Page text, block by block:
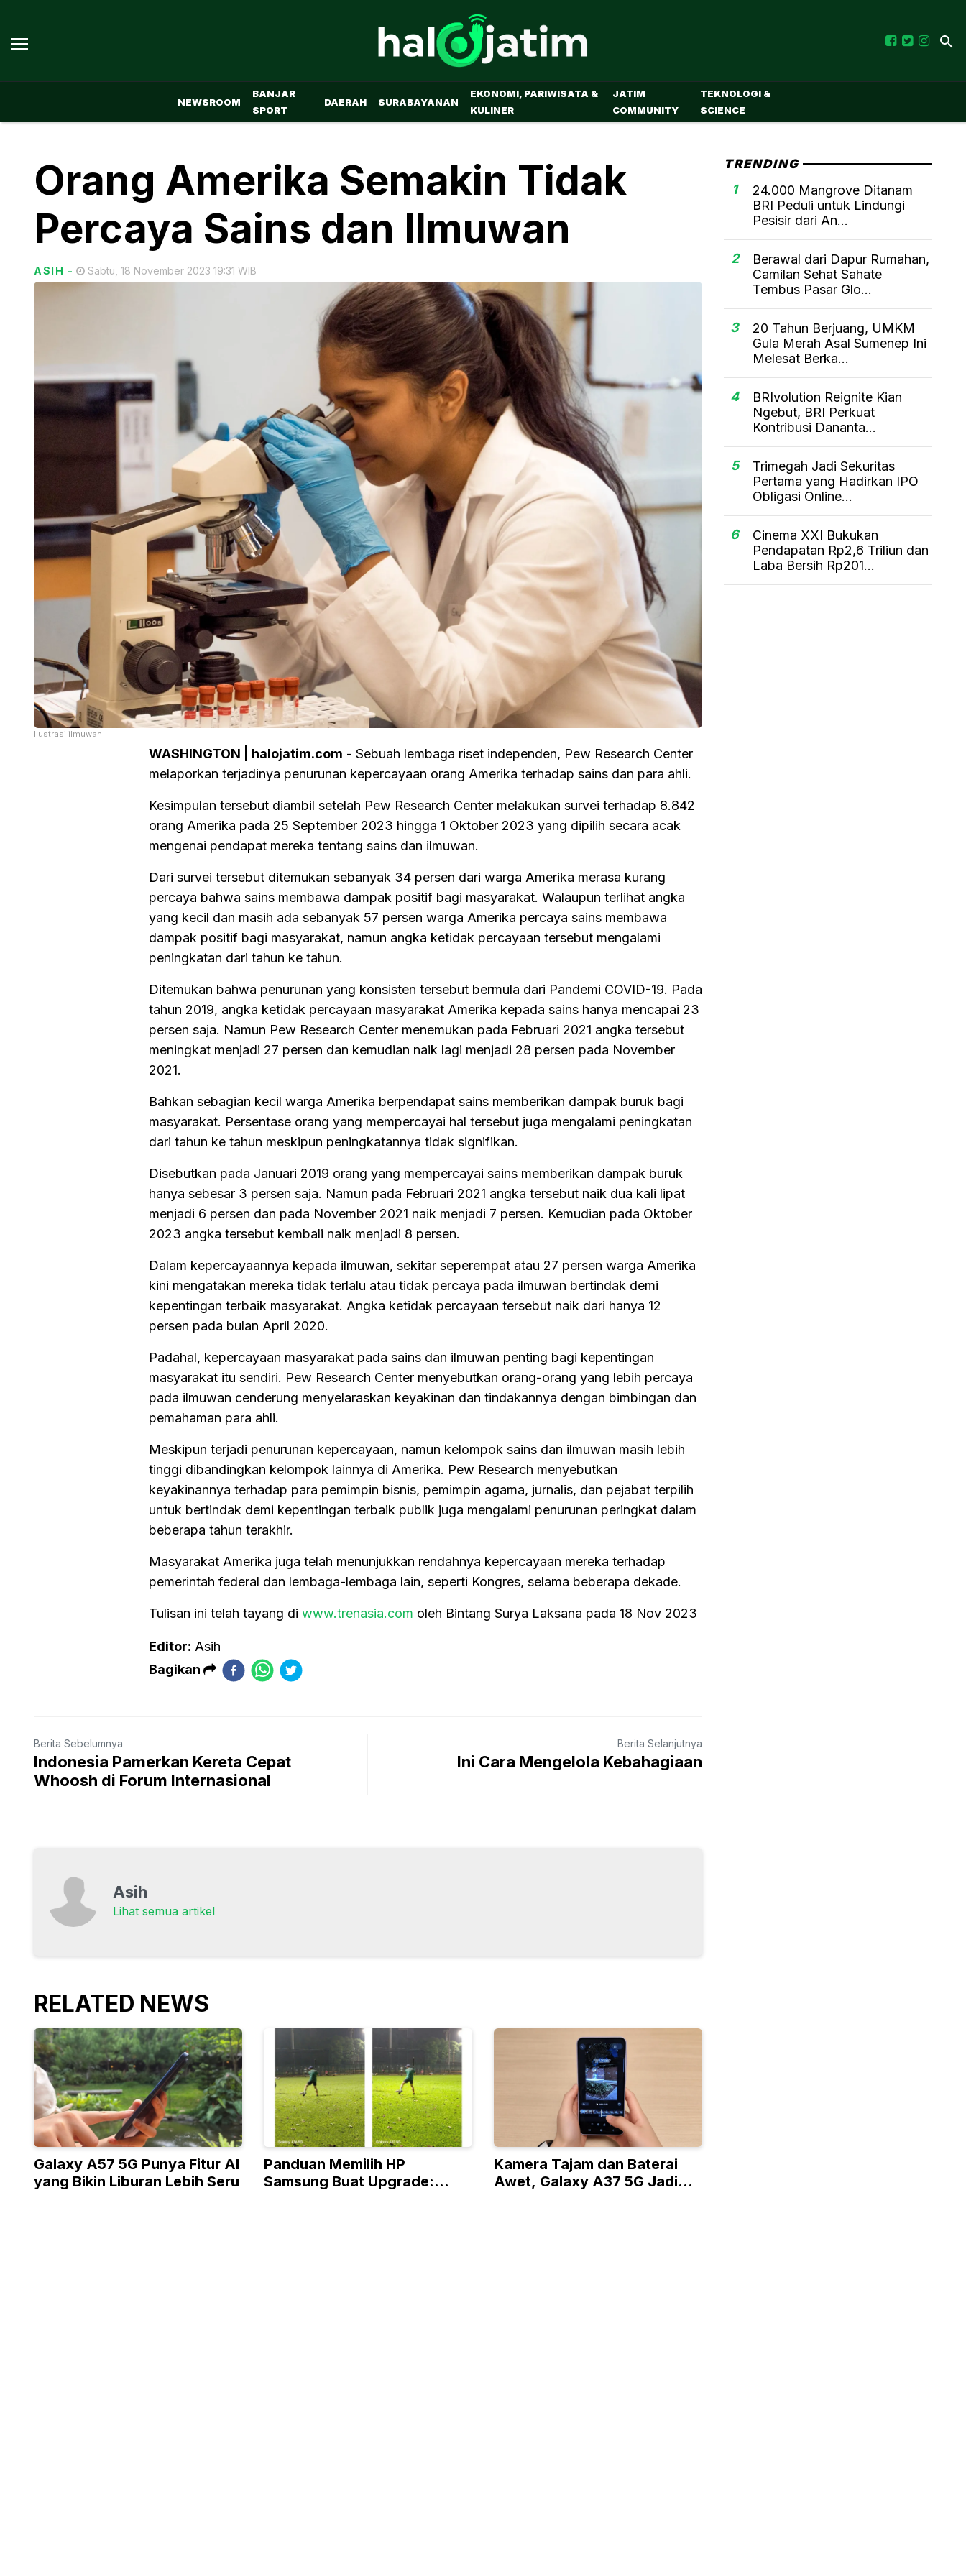
NEWSROOM
BANJAR
SPORT
DAERAH SURABAYANAN
EKONOMI, PARIWISATA &
KULINER
JATIM
COMMUNITY
TEKNOLOGI &
SCIENCE
Orang Amerika Semakin Tidak
Percaya Sains dan Ilmuwan
ASIH - Sabtu, 18 November 2023 19:31 WIB
Ilustrasi ilmuwan
WASHINGTON | halojatim.com - Sebuah lembaga riset independen, Pew Research Center
melaporkan terjadinya penurunan kepercayaan orang Amerika terhadap sains dan para ahli.
Kesimpulan tersebut diambil setelah Pew Research Center melakukan survei terhadap 8.842
orang Amerika pada 25 September 2023 hingga 1 Oktober 2023 yang dipilih secara acak
mengenai pendapat mereka tentang sains dan ilmuwan.
Dari survei tersebut ditemukan sebanyak 34 persen dari warga Amerika merasa kurang
percaya bahwa sains membawa dampak positif bagi masyarakat. Walaupun terlihat angka
yang kecil dan masih ada sebanyak 57 persen warga Amerika percaya sains membawa
dampak positif bagi masyarakat, namun angka ketidak percayaan tersebut mengalami
peningkatan dari tahun ke tahun.
Ditemukan bahwa penurunan yang konsisten tersebut bermula dari Pandemi COVID-19. Pada
tahun 2019, angka ketidak percayaan masyarakat Amerika kepada sains hanya mencapai 23
persen saja. Namun Pew Research Center menemukan pada Februari 2021 angka tersebut
meningkat menjadi 27 persen dan kemudian naik lagi menjadi 28 persen pada November
2021.
Bahkan sebagian kecil warga Amerika berpendapat sains memberikan dampak buruk bagi
masyarakat. Persentase orang yang mempercayai hal tersebut juga mengalami peningkatan
dari tahun ke tahun meskipun peningkatannya tidak signifikan.
Disebutkan pada Januari 2019 orang yang mempercayai sains memberikan dampak buruk
hanya sebesar 3 persen saja. Namun pada Februari 2021 angka tersebut naik dua kali lipat
menjadi 6 persen dan pada November 2021 naik menjadi 7 persen. Kemudian pada Oktober
2023 angka tersebut kembali naik menjadi 8 persen.
Dalam kepercayaannya kepada ilmuwan, sekitar seperempat atau 27 persen warga Amerika
kini mengatakan mereka tidak terlalu atau tidak percaya pada ilmuwan bertindak demi
kepentingan terbaik masyarakat. Angka ketidak percayaan tersebut naik dari hanya 12
persen pada bulan April 2020.
Padahal, kepercayaan masyarakat pada sains dan ilmuwan penting bagi kepentingan
masyarakat itu sendiri. Pew Research Center menyebutkan orang-orang yang lebih percaya
pada ilmuwan cenderung menyelaraskan keyakinan dan tindakannya dengan bimbingan dan
pemahaman para ahli.
Meskipun terjadi penurunan kepercayaan, namun kelompok sains dan ilmuwan masih lebih
tinggi dibandingkan kelompok lainnya di Amerika. Pew Research menyebutkan
keyakinannya terhadap para pemimpin bisnis, pemimpin agama, jurnalis, dan pejabat terpilih
untuk bertindak demi kepentingan terbaik publik juga mengalami penurunan peringkat dalam
beberapa tahun terakhir.
Masyarakat Amerika juga telah menunjukkan rendahnya kepercayaan mereka terhadap
pemerintah federal dan lembaga-lembaga lain, seperti Kongres, selama beberapa dekade.
Tulisan ini telah tayang di www.trenasia.com oleh Bintang Surya Laksana pada 18 Nov 2023
Editor: Asih
Bagikan
Berita Sebelumnya
Indonesia Pamerkan Kereta Cepat
Whoosh di Forum Internasional
Berita Selanjutnya
Ini Cara Mengelola Kebahagiaan
Asih
Lihat semua artikel
RELATED NEWS
Galaxy A57 5G Punya Fitur AI
yang Bikin Liburan Lebih Seru
Panduan Memilih HP
Samsung Buat Upgrade:
Kamera Tajam dan Baterai
Awet, Galaxy A37 5G Jadi
TRENDING
1
24.000 Mangrove Ditanam
BRI Peduli untuk Lindungi
Pesisir dari An...
2
Berawal dari Dapur Rumahan,
Camilan Sehat Sahate
Tembus Pasar Glo...
3
20 Tahun Berjuang, UMKM
Gula Merah Asal Sumenep Ini
Melesat Berka...
4
BRIvolution Reignite Kian
Ngebut, BRI Perkuat
Kontribusi Dananta...
5
Trimegah Jadi Sekuritas
Pertama yang Hadirkan IPO
Obligasi Online...
6
Cinema XXI Bukukan
Pendapatan Rp2,6 Triliun dan
Laba Bersih Rp201...